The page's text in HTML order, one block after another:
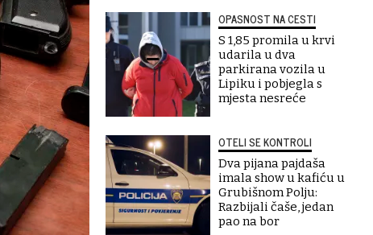
OPASNOST NA CESTI
S 1,85 promila u krvi
udarila u dva
parkirana vozila u
Lipiku i pobjegla s
mjesta nesreće
OTELI SE KONTROLI
Dva pijana pajdaša
imala show u kafiću u
Grubišnom Polju:
Razbijali čaše, jedan
pao na bor